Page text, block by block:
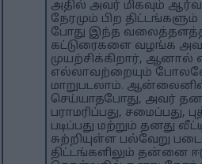
அதில் அவர் மிகவும்
நேரமும் பிற
போது இந்த
கட்டுரைகளை வழங்க
முயற்சிக்கிறார், ஆனால்
எல்லாவற்றையும்
மாறுபடலாம்.
செய்யாதபோது, ​​அவர்
பராமரிப்பது, சமைப்பது,
படிப்பது மற்றும் தனது
சுற்றியுள்ள பல்வேறு
திட்டங்களிலும் தன்னை